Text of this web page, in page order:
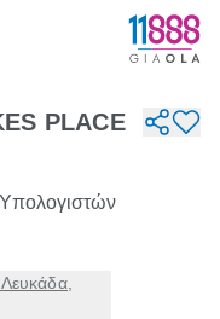
PLACE